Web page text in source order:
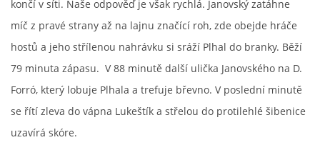
končí v síti. Naše odpověď je však rychlá. Janovský zatáhne
míč z pravé strany až na lajnu značící roh, zde obejde hráče
hostů a jeho střílenou nahrávku si sráží Plhal do branky. Běží
79 minuta zápasu. V 88 minutě další ulička Janovského na D.
Forró, který lobuje Plhala a trefuje břevno. V poslední minutě
se řítí zleva do vápna Lukeštík a střelou do protilehlé šibenice
uzavírá skóre.